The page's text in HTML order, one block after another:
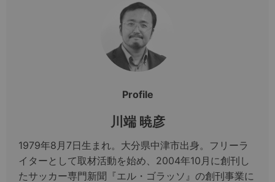
Profile
川端 暁彦
1979年8月7日生まれ。大分県中津市出身。フリーラ
イターとして取材活動を始め、2004年10月に創刊し
たサッカー専門新聞『エル・ゴラッソ』の創刊事業に